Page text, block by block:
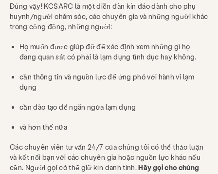
Đúng vậy! KCSARC là một diễn đàn kín đáo dành cho phụ
huynh/người chăm sóc, các chuyên gia và những người khác
trong cộng đồng, những người:
Họ muốn được giúp đỡ để xác định xem những gì họ
đang quan sát có phải là lạm dụng tình dục hay không.
cần thông tin và nguồn lực để ứng phó với hành vi lạm
dụng
cần đào tạo để ngăn ngừa lạm dụng
và hơn thế nữa
Các chuyên viên tư vấn 24/7 của chúng tôi có thể thảo luận
và kết nối bạn với các chuyên gia hoặc nguồn lực khác nếu
cần. Người gọi có thể giữ kín danh tính.Hãy gọi cho chúng